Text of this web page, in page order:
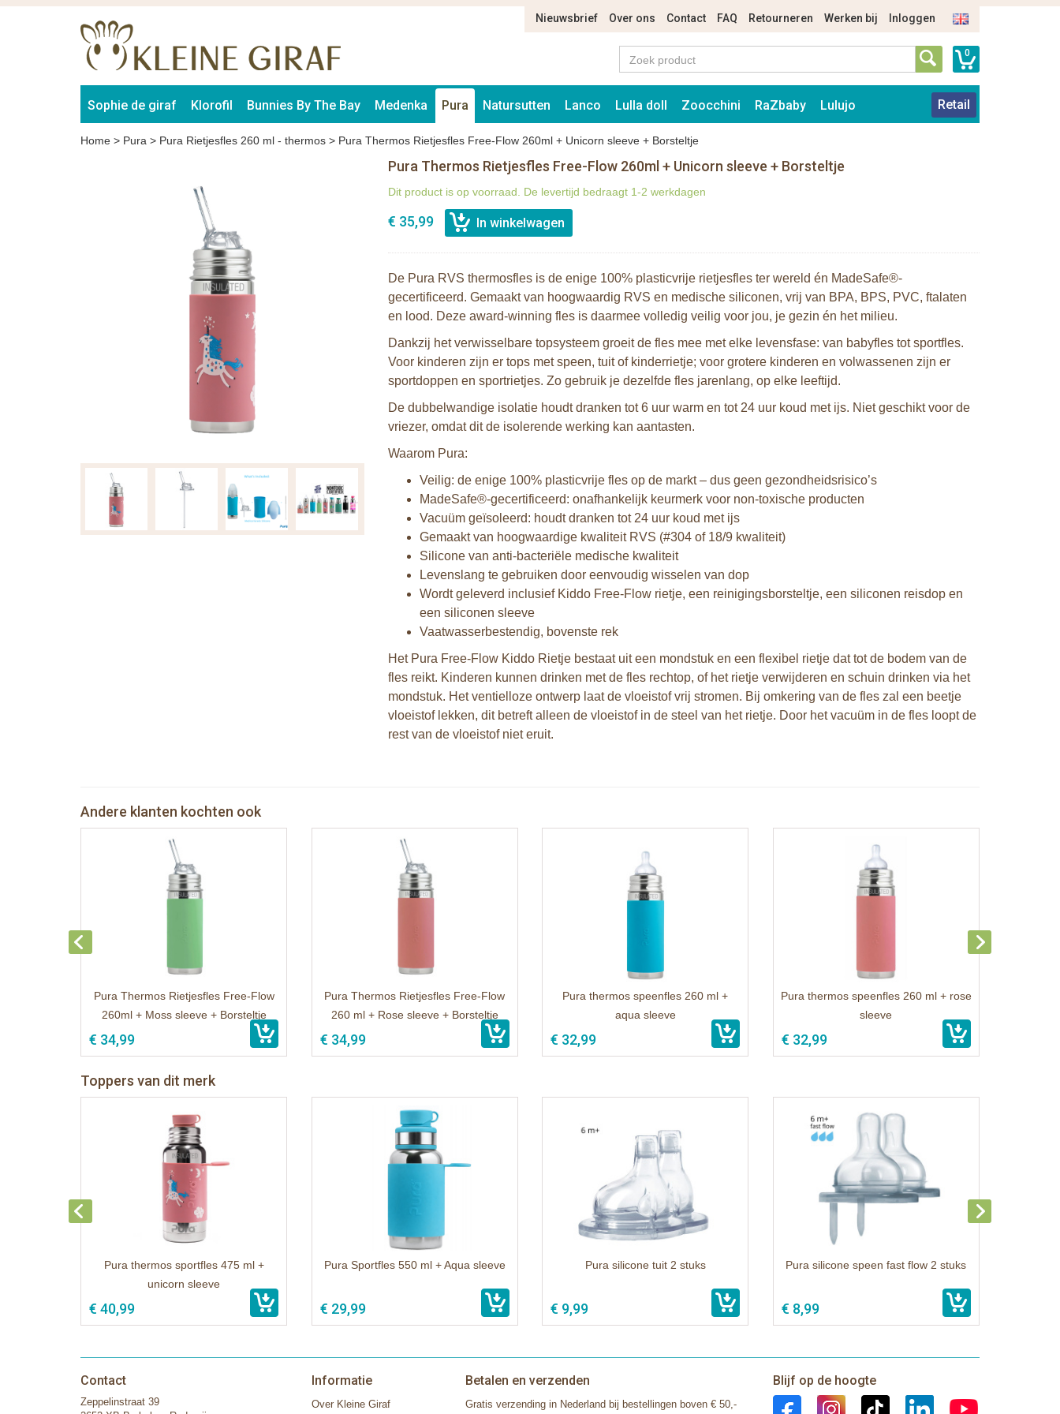
Nieuwsbrief Over ons Contact FAQ Retourneren Werken bij Inloggen
0
Sophie de giraf Klorofil Bunnies By The Bay Medenka Pura Natursutten Lanco Lulla doll Zoocchini RaZbaby Lulujo Retail
Home > Pura > Pura Rietjesfles 260 ml - thermos > Pura Thermos Rietjesfles Free-Flow 260ml + Unicorn sleeve + Borsteltje
Pura Thermos Rietjesfles Free-Flow 260ml + Unicorn sleeve + Borsteltje
Dit product is op voorraad. De levertijd bedraagt 1-2 werkdagen
€ 35,99
De Pura RVS thermosfles is de enige 100% plasticvrije rietjesfles ter wereld én MadeSafe®-
gecertificeerd. Gemaakt van hoogwaardig RVS en medische siliconen, vrij van BPA, BPS, PVC, ftalaten
en lood. Deze award-winning fles is daarmee volledig veilig voor jou, je gezin én het milieu.
Dankzij het verwisselbare topsysteem groeit de fles mee met elke levensfase: van babyfles tot sportfles.
Voor kinderen zijn er tops met speen, tuit of kinderrietje; voor grotere kinderen en volwassenen zijn er
sportdoppen en sportrietjes. Zo gebruik je dezelfde fles jarenlang, op elke leeftijd.
De dubbelwandige isolatie houdt dranken tot 6 uur warm en tot 24 uur koud met ijs. Niet geschikt voor de
vriezer, omdat dit de isolerende werking kan aantasten.
Waarom Pura:
Veilig: de enige 100% plasticvrije fles op de markt – dus geen gezondheidsrisico’s
MadeSafe®-gecertificeerd: onafhankelijk keurmerk voor non-toxische producten
Vacuüm geïsoleerd: houdt dranken tot 24 uur koud met ijs
Gemaakt van hoogwaardige kwaliteit RVS (#304 of 18/9 kwaliteit)
Silicone van anti-bacteriële medische kwaliteit
Levenslang te gebruiken door eenvoudig wisselen van dop
Wordt geleverd inclusief Kiddo Free-Flow rietje, een reinigingsborsteltje, een siliconen reisdop en
een siliconen sleeve
Vaatwasserbestendig, bovenste rek
Het Pura Free-Flow Kiddo Rietje bestaat uit een mondstuk en een flexibel rietje dat tot de bodem van de
fles reikt. Kinderen kunnen drinken met de fles rechtop, of het rietje verwijderen en schuin drinken via het
mondstuk. Het ventielloze ontwerp laat de vloeistof vrij stromen. Bij omkering van de fles zal een beetje
vloeistof lekken, dit betreft alleen de vloeistof in de steel van het rietje. Door het vacuüm in de fles loopt de
rest van de vloeistof niet eruit.
Andere klanten kochten ook
Pura Thermos Rietjesfles Free-Flow
260ml + Moss sleeve + Borsteltje
€ 34,99
Pura Thermos Rietjesfles Free-Flow
260 ml + Rose sleeve + Borsteltje
€ 34,99
Pura thermos speenfles 260 ml +
aqua sleeve
€ 32,99
Pura thermos speenfles 260 ml + rose
sleeve
€ 32,99
Toppers van dit merk
Pura thermos sportfles 475 ml +
unicorn sleeve
€ 40,99
Pura Sportfles 550 ml + Aqua sleeve
€ 29,99
Pura silicone tuit 2 stuks
€ 9,99
Pura silicone speen fast flow 2 stuks
€ 8,99
Contact
Zeppelinstraat 39
Informatie
Over Kleine Giraf
Betalen en verzenden
Gratis verzending in Nederland bij bestellingen boven € 50,-
Blijf op de hoogte